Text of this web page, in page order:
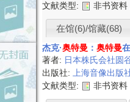
文献类型:
非书资
在馆(6)/馆藏(68)
杰克·奥特曼 ：奥特曼
著者: 日本株氏会社圆
出版社:上海音像出版
文献类型:
非书资